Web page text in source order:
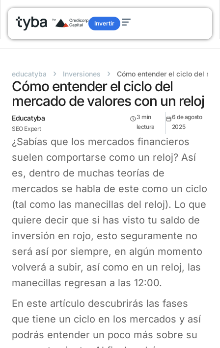
Invertir
educatyba › Inversiones › Cómo entender el ciclo del
Cómo entender el ciclo del
mercado de valores con un reloj
Educatyba
SEO Expert
3 min
lectura
6 de agosto
2025
¿Sabías que los mercados financieros
suelen comportarse como un reloj? Así
es, dentro de muchas teorías de
mercados se habla de este como un ciclo
(tal como las manecillas del reloj). Lo que
quiere decir que si has visto tu saldo de
inversión en rojo, esto seguramente no
será así por siempre, en algún momento
volverá a subir, así como en un reloj, las
manecillas regresan a las 12:00.
En este artículo descubrirás las fases
que tiene un ciclo en los mercados y así
podrás entender un poco más sobre su